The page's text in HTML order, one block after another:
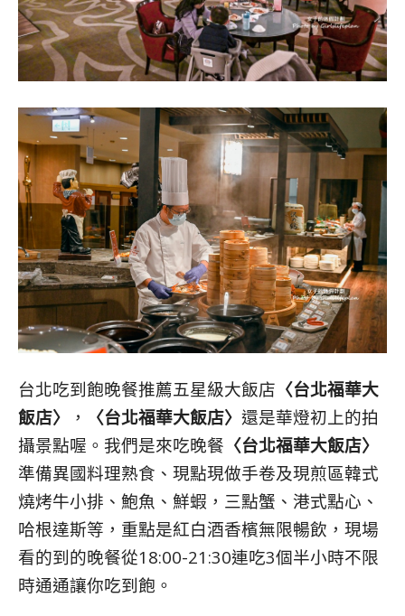
台北吃到飽晚餐推薦五星級大飯店 〈台北福華大
飯店〉
， 〈台北福華大飯店〉 還是華燈初上的拍
攝景點喔。我們是來吃晚餐 〈台北福華大飯店〉
準備異國料理熟食、現點現做手卷及現煎區韓式
燒烤牛小排、鮑魚、鮮蝦，三點蟹、港式點心、
哈根達斯等，重點是紅白酒香檳無限暢飲，現場
看的到的晚餐從18:00-21:30連吃3個半小時不限
時通通讓你吃到飽。